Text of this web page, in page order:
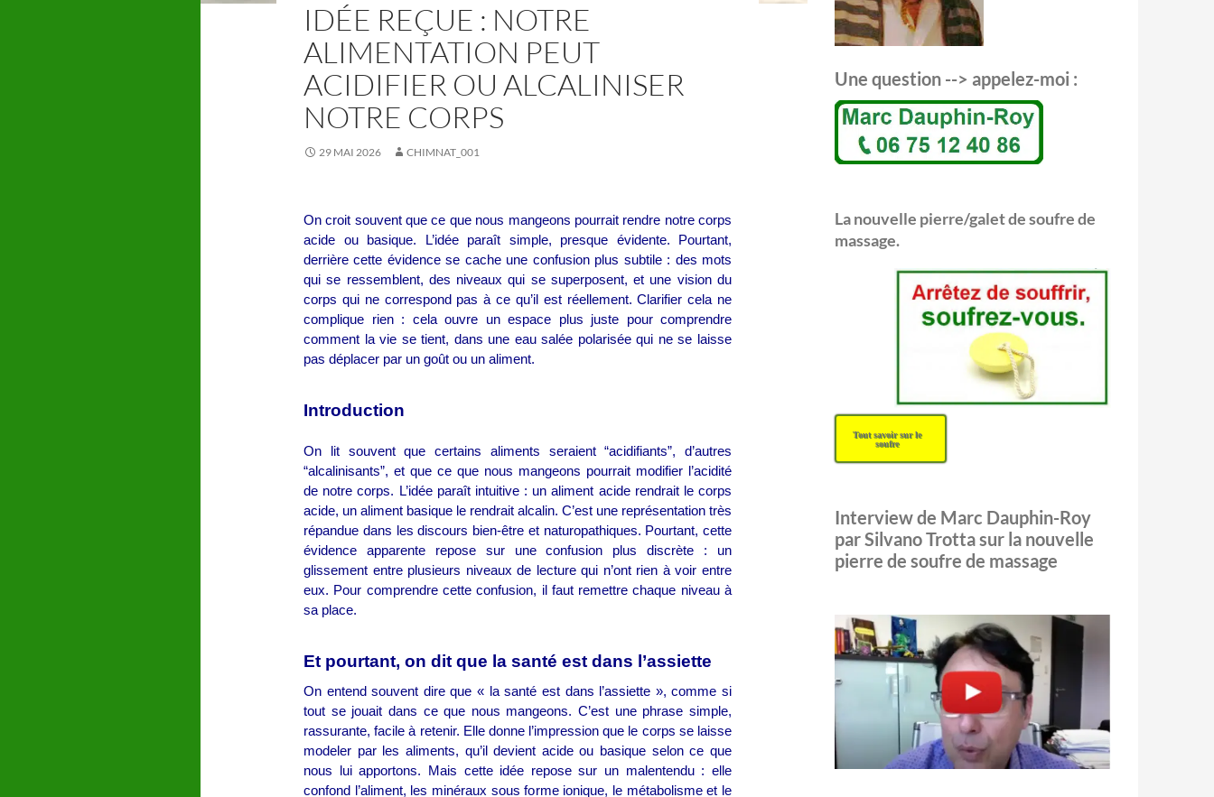
IDÉE REÇUE : NOTRE
ALIMENTATION PEUT
ACIDIFIER OU ALCALINISER
NOTRE CORPS
29 MAI 2026 CHIMNAT_001
On croit souvent que ce que nous mangeons pourrait rendre notre corps
acide ou basique. L’idée paraît simple, presque évidente. Pourtant,
derrière cette évidence se cache une confusion plus subtile : des mots
qui se ressemblent, des niveaux qui se superposent, et une vision du
corps qui ne correspond pas à ce qu’il est réellement. Clarifier cela ne
complique rien : cela ouvre un espace plus juste pour comprendre
comment la vie se tient, dans une eau salée polarisée qui ne se laisse
pas déplacer par un goût ou un aliment.
Introduction
On lit souvent que certains aliments seraient “acidifiants”, d’autres
“alcalinisants”, et que ce que nous mangeons pourrait modifier l’acidité
de notre corps. L’idée paraît intuitive : un aliment acide rendrait le corps
acide, un aliment basique le rendrait alcalin. C’est une représentation très
répandue dans les discours bien‑être et naturopathiques. Pourtant, cette
évidence apparente repose sur une confusion plus discrète : un
glissement entre plusieurs niveaux de lecture qui n’ont rien à voir entre
eux. Pour comprendre cette confusion, il faut remettre chaque niveau à
sa place.
Et pourtant, on dit que la santé est dans l’assiette
On entend souvent dire que « la santé est dans l’assiette », comme si
tout se jouait dans ce que nous mangeons. C’est une phrase simple,
rassurante, facile à retenir. Elle donne l’impression que le corps se laisse
modeler par les aliments, qu’il devient acide ou basique selon ce que
nous lui apportons. Mais cette idée repose sur un malentendu : elle
confond l’aliment, les minéraux sous forme ionique, le métabolisme et le
Une question --> appelez-moi :
La nouvelle pierre/galet de soufre de
massage.
Tout savoir sur le
soufre
Interview de Marc Dauphin-Roy
par Silvano Trotta sur la nouvelle
pierre de soufre de massage